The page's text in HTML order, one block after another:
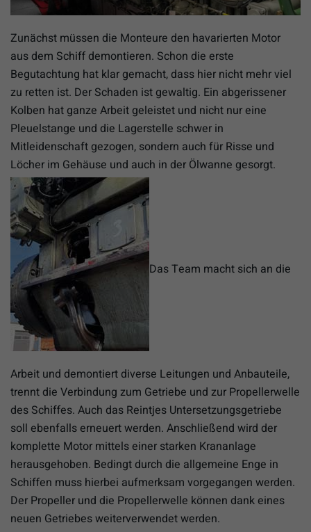
Zunächst müssen die Monteure den havarierten Motor
aus dem Schiff demontieren. Schon die erste
Begutachtung hat klar gemacht, dass hier nicht mehr viel
zu retten ist. Der Schaden ist gewaltig. Ein abgerissener
Kolben hat ganze Arbeit geleistet und nicht nur eine
Pleuelstange und die Lagerstelle schwer in
Mitleidenschaft gezogen, sondern auch für Risse und
Löcher im Gehäuse und auch in der Ölwanne gesorgt.
Das Team macht sich an die
Arbeit und demontiert diverse Leitungen und Anbauteile,
trennt die Verbindung zum Getriebe und zur Propellerwelle
des Schiffes. Auch das Reintjes Untersetzungsgetriebe
soll ebenfalls erneuert werden. Anschließend wird der
komplette Motor mittels einer starken Krananlage
herausgehoben. Bedingt durch die allgemeine Enge in
Schiffen muss hierbei aufmerksam vorgegangen werden.
Der Propeller und die Propellerwelle können dank eines
neuen Getriebes weiterverwendet werden.